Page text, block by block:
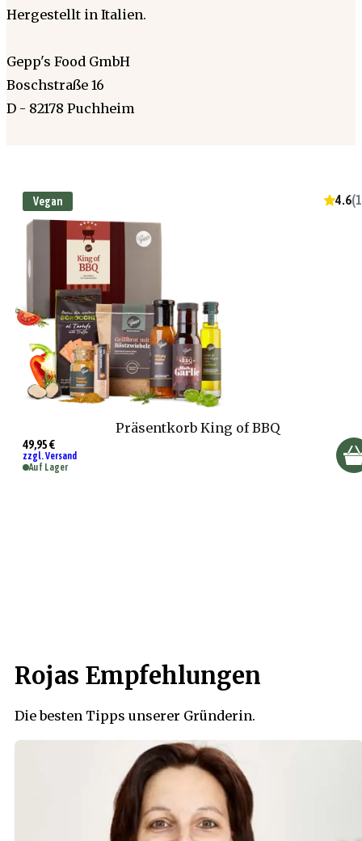
Hergestellt in Italien.
Gepp's Food GmbH
Boschstraße 16
D - 82178 Puchheim
Vegan 4.6(
Präsentkorb King of BBQ
49,95 €
zzgl. Versand
Auf Lager
Rojas Empfehlungen
Die besten Tipps unserer Gründerin.